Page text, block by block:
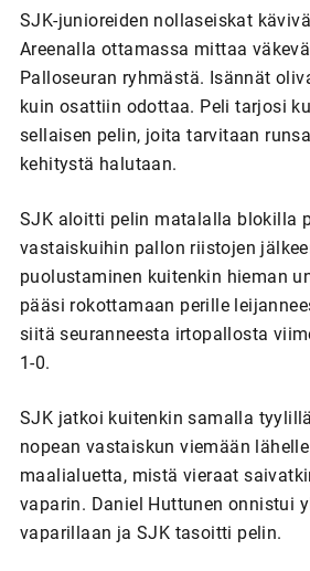
SJK-junioreiden nollaseiskat
Areenalla ottamassa mittaa
Palloseuran ryhmästä. Isännät
kuin osattiin odottaa. Peli tarjosi
sellaisen pelin, joita tarvitaan
kehitystä halutaan.
SJK aloitti pelin matalalla blokilla
vastaiskuihin pallon riistojen
puolustaminen kuitenkin hieman
pääsi rokottamaan perille
siitä seuranneesta irtopallosta
1-0.
SJK jatkoi kuitenkin samalla
nopean vastaiskun viemään
maalialuetta, mistä vieraat
vaparin. Daniel Huttunen onnistui
vaparillaan ja SJK tasoitti pelin.